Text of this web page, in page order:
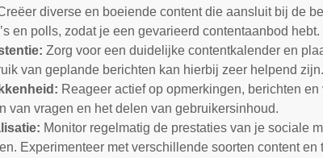
diverse en boeiende content die aansluit bij de
en polls, zodat je een gevarieerd contentaanbod hebt.
Zorg voor een duidelijke contentkalender en
van geplande berichten kan hierbij zeer helpend zijn.
Reageer actief op opmerkingen, berichten
van vragen en het delen van gebruikersinhoud.
Monitor regelmatig de prestaties van je sociale
Experimenteer met verschillende soorten content